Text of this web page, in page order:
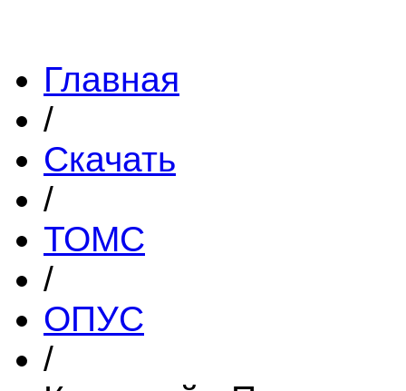
Главная
/
Скачать
/
ТОМС
/
ОПУС
/